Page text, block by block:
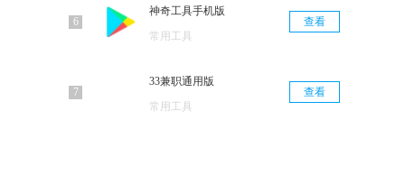
神奇工具手机版
常用工具
查看
33兼职通用版
常用工具
查看